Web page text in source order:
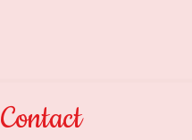
Contact